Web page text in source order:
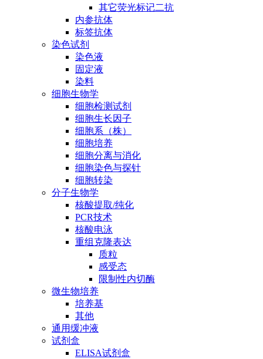
其它荧光标记二抗
内参抗体
标签抗体
染色试剂
染色液
固定液
染料
细胞生物学
细胞检测试剂
细胞生长因子
细胞系（株）
细胞培养
细胞分离与消化
细胞染色与探针
细胞转染
分子生物学
核酸提取/纯化
PCR技术
核酸电泳
重组克隆表达
质粒
感受态
限制性内切酶
微生物培养
培养基
其他
通用缓冲液
试剂盒
ELISA试剂盒